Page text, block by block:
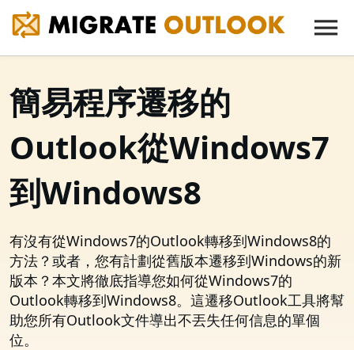
簡易程序遷移的
Outlook從Windows7
到Windows8
有沒有從Windows7的Outlook轉移到Windows8的
方法？或者，您有計劃從舊版本遷移到Windows的新
版本？本文將徹底指導您如何從Windows7的
Outlook轉移到Windows8。這遷移Outlook工具將幫
助您所有Outlook文件導出不丟失任何信息的單個
位。